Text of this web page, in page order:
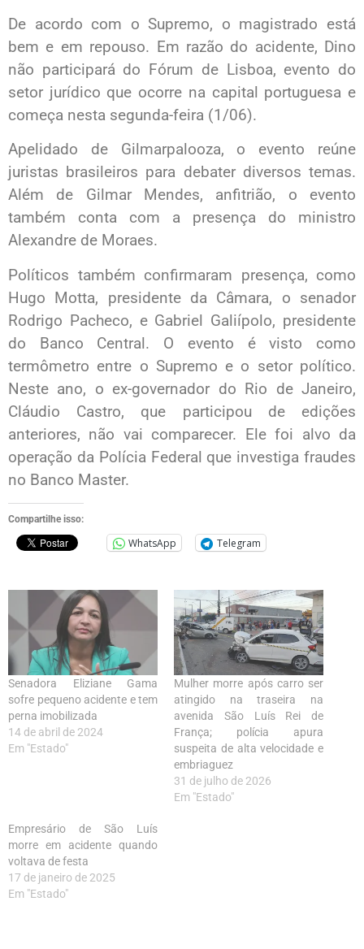
De acordo com o Supremo, o magistrado está
bem e em repouso. Em razão do acidente, Dino
não participará do Fórum de Lisboa, evento do
setor jurídico que ocorre na capital portuguesa e
começa nesta segunda-feira (1/06).
Apelidado de Gilmarpalooza, o evento reúne
juristas brasileiros para debater diversos temas.
Além de Gilmar Mendes, anfitrião, o evento
também conta com a presença do ministro
Alexandre de Moraes.
Políticos também confirmaram presença, como
Hugo Motta, presidente da Câmara, o senador
Rodrigo Pacheco, e Gabriel Galiípolo, presidente
do Banco Central. O evento é visto como
termômetro entre o Supremo e o setor político.
Neste ano, o ex-governador do Rio de Janeiro,
Cláudio Castro, que participou de edições
anteriores, não vai comparecer. Ele foi alvo da
operação da Polícia Federal que investiga fraudes
no Banco Master.
Compartilhe isso:
WhatsApp Telegram
Senadora Eliziane Gama
sofre pequeno acidente e tem
perna imobilizada
14 de abril de 2024
Em "Estado"
Mulher morre após carro ser
atingido na traseira na
avenida São Luís Rei de
França; polícia apura
suspeita de alta velocidade e
embriaguez
31 de julho de 2026
Em "Estado"
Empresário de São Luís
morre em acidente quando
voltava de festa
17 de janeiro de 2025
Em "Estado"